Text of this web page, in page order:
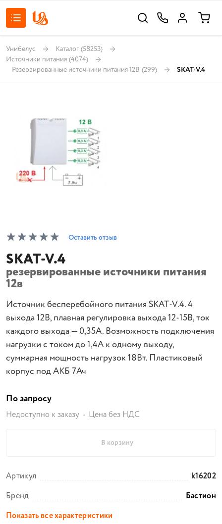
Унибелус Каталог (58253)
Источники питания (4074)
Резервированные источники питания 12В (299) SKAT-V.4
Оставить отзыв
SKAT-V.4
резервированные источники питания
12в
Источник бесперебойного питания SKAT-V.4. 4
выхода 12В, плавная регулировка выхода 12-15В, ток
каждого выхода — 0,35А. Возможность подключения
нагрузки с током до 1,4А к одному выходу,
суммарная мощность нагрузок 18Вт. Пластиковый
корпус под АКБ 7Ач
По запросу
Недоступно к заказу Цена без НДС
В корзину
Артикул
k16202
Бренд
Бастион
Показать все характеристики